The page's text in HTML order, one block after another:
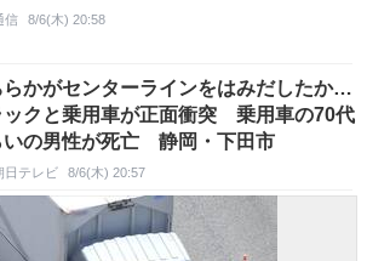
信 8/6(木) 20:58
らかがセンターラインをはみだしたか…
ックと乗用車が正面衝突 乗用車の70代
いの男性が死亡 静岡・下田市
日テレビ 8/6(木) 20:57